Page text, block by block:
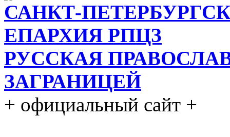
САНКТ-
ЕПАРХИЯ РПЦЗ
РУССКАЯ
ЗАГРАНИЦЕЙ
+ официальный сайт +